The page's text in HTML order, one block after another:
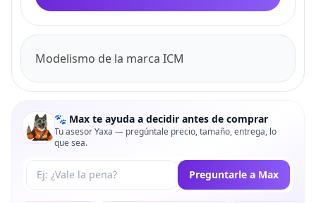
Modelismo de la marca ICM
🐾 Max te ayuda a decidir antes de comprar
Tu asesor Yaxa — pregúntale precio, tamaño, entrega, lo
que sea.
Tu pregunta a Max Preguntarle a Max